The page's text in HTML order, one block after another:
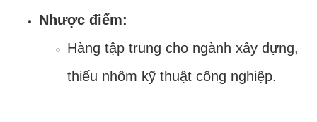
Nhược điểm:
Hàng tập trung cho ngành xây dựng,
thiếu nhôm kỹ thuật công nghiệp.